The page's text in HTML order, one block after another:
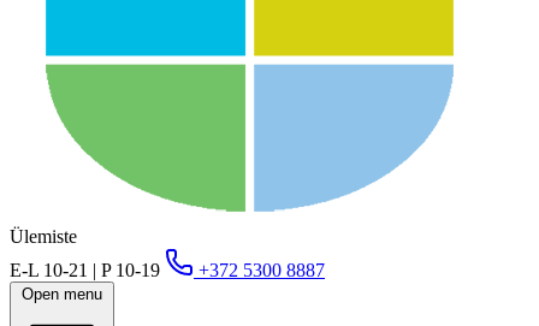
Ülemiste
E-L 10-21 | P 10-19
+372 5300 8887
Open menu